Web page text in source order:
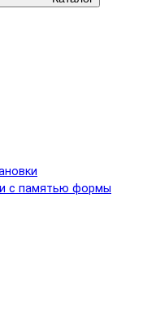
с памятью формы